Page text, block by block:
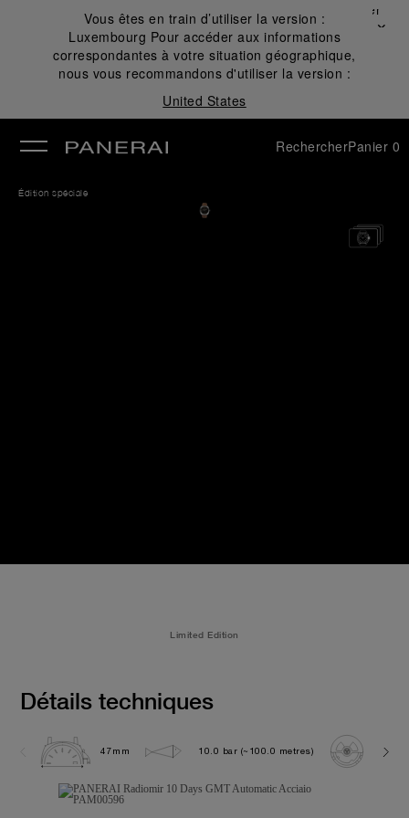
Vous êtes en train d’utiliser la version :
Luxembourg Pour accéder aux informations
correspondantes à votre situation géographique,
nous vous recommandons d'utiliser la version :
United States
Fermer
✕
RechercherPanier 0
Édition spéciale
Limited Edition
Détails techniques
47mm 10.0 bar (~100.0 metres)